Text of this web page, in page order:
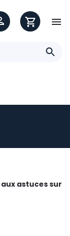

astuces sur